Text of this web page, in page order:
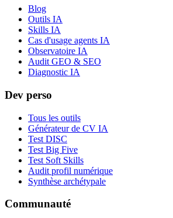
Blog
Outils IA
Skills IA
Cas d'usage agents IA
Observatoire IA
Audit GEO & SEO
Diagnostic IA
Dev perso
Tous les outils
Générateur de CV IA
Test DISC
Test Big Five
Test Soft Skills
Audit profil numérique
Synthèse archétypale
Communauté